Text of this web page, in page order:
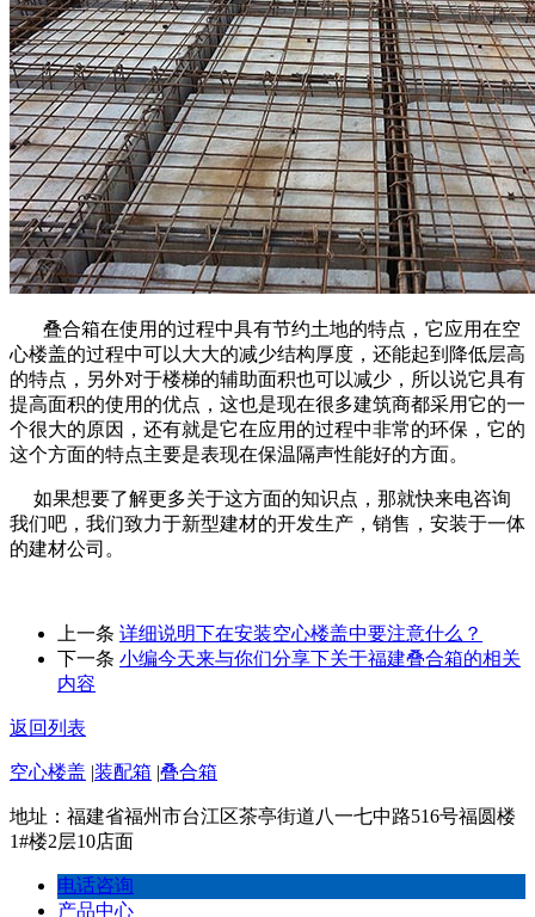
叠合箱在使用的过程中具有节约土地的特点，它应用在空
心楼盖的过程中可以大大的减少结构厚度，还能起到降低层高
的特点，另外对于楼梯的辅助面积也可以减少，所以说它具有
提高面积的使用的优点，这也是现在很多建筑商都采用它的一
个很大的原因，还有就是它在应用的过程中非常的环保，它的
这个方面的特点主要是表现在保温隔声性能好的方面。
如果想要了解更多关于这方面的知识点，那就快来电咨询
我们吧，我们致力于新型建材的开发生产，销售，安装于一体
的建材公司。
上一条 详细说明下在安装空心楼盖中要注意什么？
下一条 小编今天来与你们分享下关于福建叠合箱的相关
内容
返回列表
空心楼盖 |装配箱 |叠合箱
地址：福建省福州市台江区茶亭街道八一七中路516号福圆楼
1#楼2层10店面
电话咨询
产品中心